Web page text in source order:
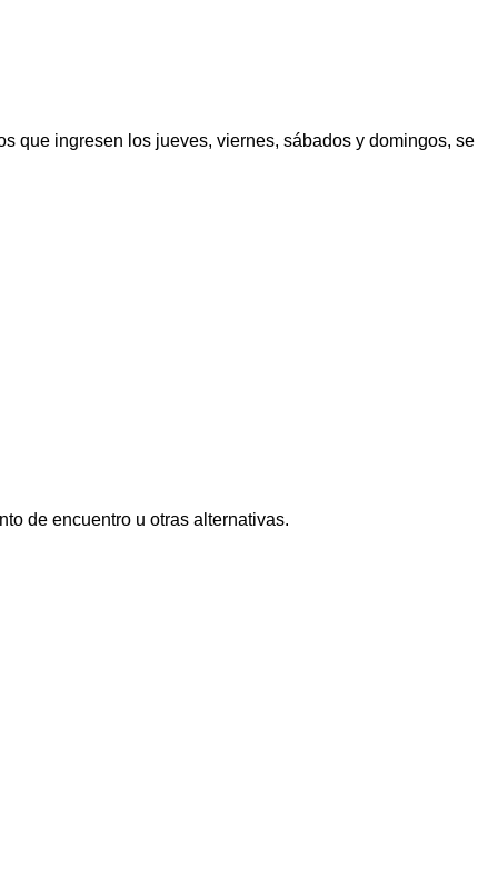
que ingresen los jueves, viernes, sábados y domingos, se
de encuentro u otras alternativas.